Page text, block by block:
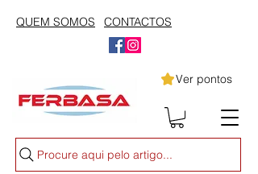
QUEM SOMOS CONTACTOS
Ver pontos
Procure aqui pelo artigo...